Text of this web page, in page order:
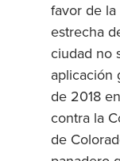
favor de la
estrecha
ciudad no
aplicación
de 2018
contra la
de